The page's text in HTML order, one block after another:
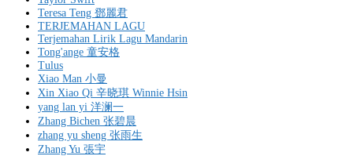
Teresa Teng 鄧麗君
TERJEMAHAN LAGU
Terjemahan Lirik Lagu Mandarin
Tong'ange 童安格
Tulus
Xiao Man 小曼
Xin Xiao Qi 辛晓琪 Winnie Hsin
yang lan yi 洋澜一
Zhang Bichen 张碧晨
zhang yu sheng 张雨生
Zhang Yu 張宇